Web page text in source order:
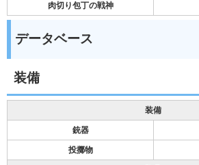
肉切り包丁の戦神
データベース
装備
装備
銃器
投擲物